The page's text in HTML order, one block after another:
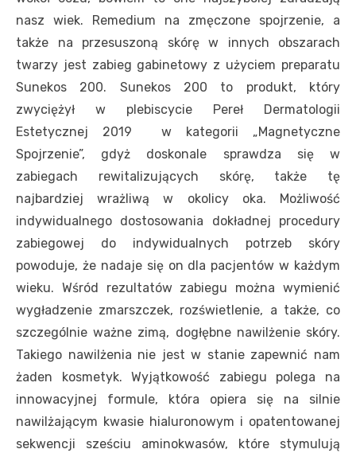
nasz wiek. Remedium na zmęczone spojrzenie, a
także na przesuszoną skórę w innych obszarach
twarzy jest zabieg gabinetowy z użyciem preparatu
Sunekos 200. Sunekos 200 to produkt, który
zwyciężył w plebiscycie Pereł Dermatologii
Estetycznej 2019 w kategorii „Magnetyczne
Spojrzenie”, gdyż doskonale sprawdza się w
zabiegach rewitalizujących skórę, także tę
najbardziej wrażliwą w okolicy oka. Możliwość
indywidualnego dostosowania dokładnej procedury
zabiegowej do indywidualnych potrzeb skóry
powoduje, że nadaje się on dla pacjentów w każdym
wieku. Wśród rezultatów zabiegu można wymienić
wygładzenie zmarszczek, rozświetlenie, a także, co
szczególnie ważne zimą, dogłębne nawilżenie skóry.
Takiego nawilżenia nie jest w stanie zapewnić nam
żaden kosmetyk. Wyjątkowość zabiegu polega na
innowacyjnej formule, która opiera się na silnie
nawilżającym kwasie hialuronowym i opatentowanej
sekwencji sześciu aminokwasów, które stymulują